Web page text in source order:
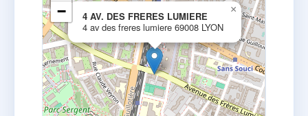
4 AV. DES FRERES LUMIERE
4 av des freres lumiere 69008 LYON
×
−